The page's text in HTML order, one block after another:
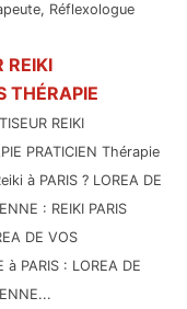
Réflexologue
REIKI
THÉRAPIE
REIKI
PRATICIEN Thérapie
à PARIS ? LOREA DE
: REIKI PARIS
DE VOS
à PARIS : LOREA DE